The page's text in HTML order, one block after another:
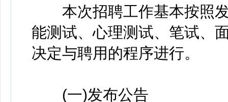
本次招聘工作基本按照发
能测试、心理测试、笔试、
决定与聘用的程序进行。
(一)发布公告